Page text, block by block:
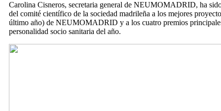
Carolina Cisneros, secretaria general de NEUMOMADRID, ha
del comité científico de la sociedad madrileña a los mejores
último año) de NEUMOMADRID y a los cuatro premios
personalidad socio sanitaria del año.